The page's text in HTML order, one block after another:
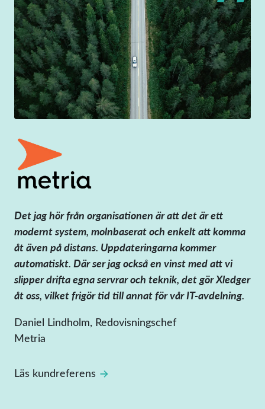
Det jag hör från organisationen är att det är ett
modernt system, molnbaserat och enkelt att komma
åt även på distans. Uppdateringarna kommer
automatiskt. Där ser jag också en vinst med att vi
slipper drifta egna servrar och teknik, det gör Xledger
åt oss, vilket frigör tid till annat för vår IT-avdelning.
Daniel Lindholm, Redovisningschef
Metria
Läs kundreferens